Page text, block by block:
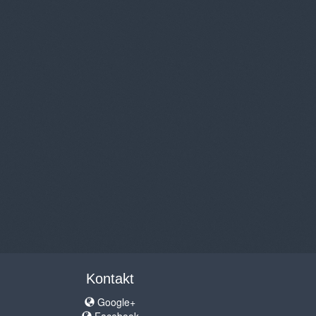
Kontakt
Google+